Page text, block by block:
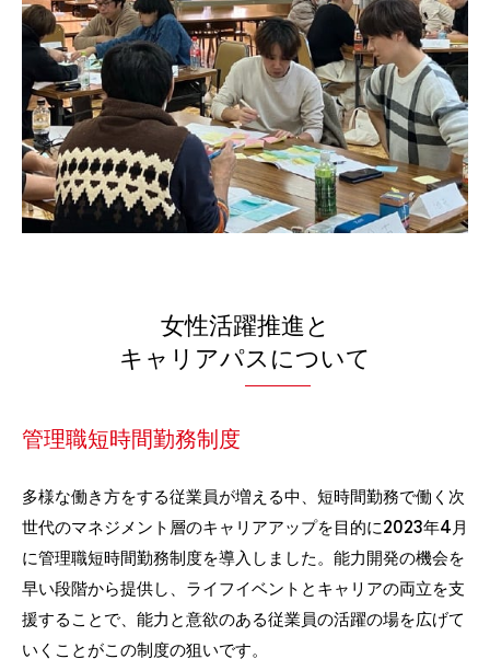
女性活躍推進と
キャリアパスについて
管理職短時間勤務制度
多様な働き方をする従業員が増える中、短時間勤務で働く次
世代のマネジメント層のキャリアアップを目的に2023年4月
に管理職短時間勤務制度を導入しました。能力開発の機会を
早い段階から提供し、ライフイベントとキャリアの両立を支
援することで、能力と意欲のある従業員の活躍の場を広げて
いくことがこの制度の狙いです。